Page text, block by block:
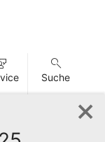
Suche